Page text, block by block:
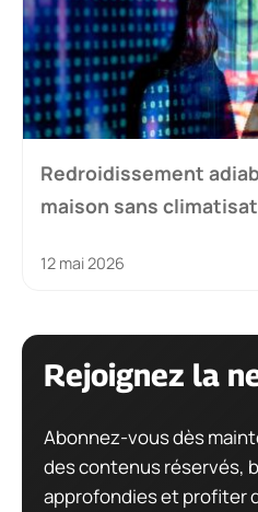
Redroidissement
maison sans
12 mai 2026
Rejoignez la
Abonnez-vous dès
des contenus réservés,
approfondies et profiter